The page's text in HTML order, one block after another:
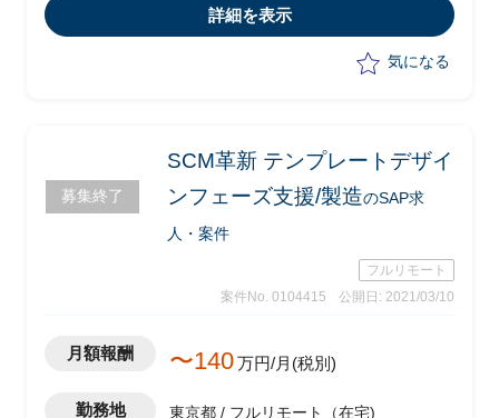
・UAT/テスト/移行実務
・ERP/BW共通作業
詳細を表示
気になる
募集終了
SCM革新 テンプレートデザイ
ンフェーズ支援/製造のSAP求
人・案件
フルリモート
案件No. 0104415
公開日: 2021/03/10
月額報酬 〜140万円/月(税別)
勤務地 東京都 / フルリモート（在宅)